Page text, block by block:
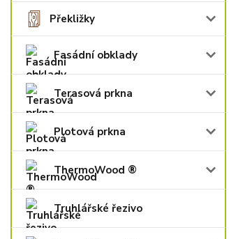
Překližky
Fasádní obklady
Terasová prkna
Plotová prkna
ThermoWood ®
Truhlářské řezivo